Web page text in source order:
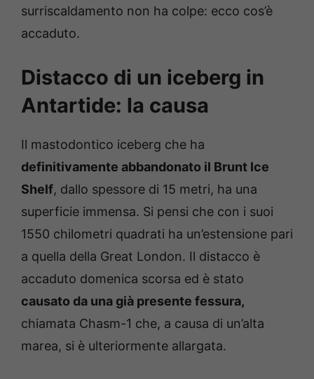
surriscaldamento non ha colpe: ecco cos’è
accaduto.
Distacco di un iceberg in
Antartide: la causa
Il mastodontico iceberg che ha
definitivamente abbandonato il Brunt Ice
Shelf, dallo spessore di 15 metri, ha una
superficie immensa. Si pensi che con i suoi
1550 chilometri quadrati ha un’estensione pari
a quella della Great London. Il distacco è
accaduto domenica scorsa ed è stato
causato da una già presente fessura,
chiamata Chasm-1 che, a causa di un’alta
marea, si è ulteriormente allargata.